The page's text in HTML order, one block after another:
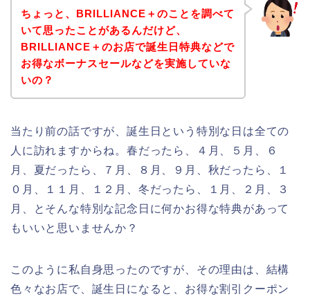
ちょっと、BRILLIANCE＋のことを調べて
いて思ったことがあるんだけど、
BRILLIANCE＋のお店で誕生日特典などで
お得なボーナスセールなどを実施していな
いの？
当たり前の話ですが、誕生日という特別な日は全ての
人に訪れますからね。春だったら、４月、５月、６
月、夏だったら、７月、８月、９月、秋だったら、１
０月、１１月、１２月、冬だったら、１月、２月、３
月、とそんな特別な記念日に何かお得な特典があって
もいいと思いませんか？
このように私自身思ったのですが、その理由は、結構
色々なお店で、誕生日になると、お得な割引クーポン